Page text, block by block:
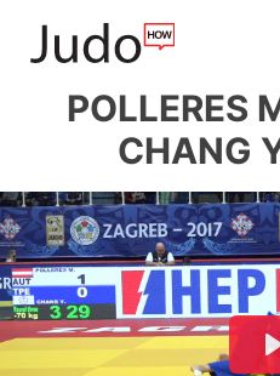
POLLERES
CHANG